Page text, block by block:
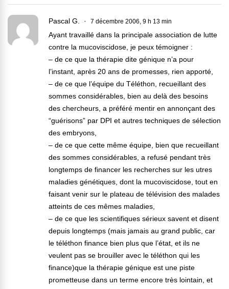
Pascal G. 7 décembre 2006, 9 h 13 min
Ayant travaillé dans la principale association de lutte
contre la mucoviscidose, je peux témoigner :
– de ce que la thérapie dite génique n’a pour
l’instant, après 20 ans de promesses, rien apporté,
– de ce que l’équipe du Téléthon, recueillant des
sommes considérables, bien au delà des besoins
des chercheurs, a préféré mentir en annonçant des
“guérisons” par DPI et autres techniques de sélection
des embryons,
– de ce que cette même équipe, bien que recueillant
des sommes considérables, a refusé pendant très
longtemps de financer les recherches sur les utres
maladies génétiques, dont la mucoviscidose, tout en
faisant venir sur le plateau de télévision des malades
atteints de ces mêmes maladies,
– de ce que les scientifiques sérieux savent et disent
depuis longtemps (mais jamais au grand public, car
le téléthon finance bien plus que l’état, et ils ne
veulent pas se brouiller avec le téléthon qui les
finance)que la thérapie génique est une piste
prometteuse dans un terme encore très lointain, et